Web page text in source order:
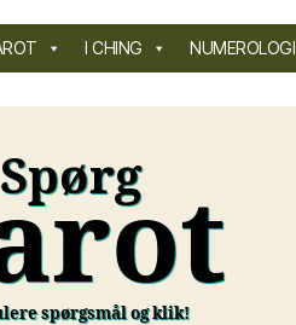
I CHING NUMEROLOGI
Spørg
spørgsmål og klik!